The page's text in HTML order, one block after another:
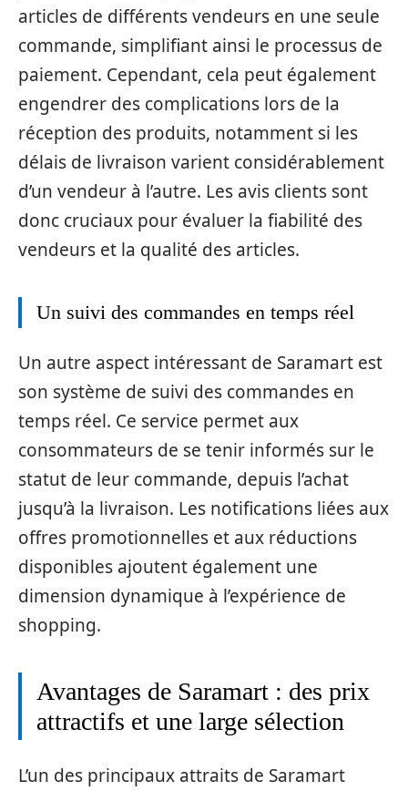
articles de différents vendeurs en une seule
commande, simplifiant ainsi le processus de
paiement. Cependant, cela peut également
engendrer des complications lors de la
réception des produits, notamment si les
délais de livraison varient considérablement
d’un vendeur à l’autre. Les avis clients sont
donc cruciaux pour évaluer la fiabilité des
vendeurs et la qualité des articles.
Un suivi des commandes en temps réel
Un autre aspect intéressant de Saramart est
son système de suivi des commandes en
temps réel. Ce service permet aux
consommateurs de se tenir informés sur le
statut de leur commande, depuis l’achat
jusqu’à la livraison. Les notifications liées aux
offres promotionnelles et aux réductions
disponibles ajoutent également une
dimension dynamique à l’expérience de
shopping.
Avantages de Saramart : des prix
attractifs et une large sélection
L’un des principaux attraits de Saramart